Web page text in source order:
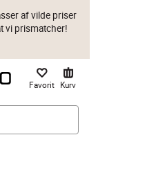
af vilde priser
vi prismatcher!
Favorit Kurv